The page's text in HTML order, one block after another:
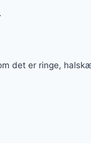
det er ringe,